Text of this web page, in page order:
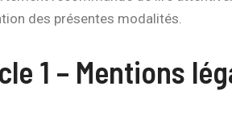
des présentes modalités.
1 – Mentions